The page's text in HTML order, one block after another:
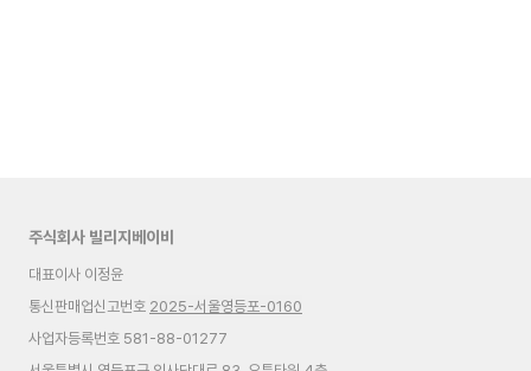
주식회사 빌리지베이비
대표이사 이정윤
통신판매업신고번호 2025-서울영등포-0160
사업자등록번호 581-88-01277